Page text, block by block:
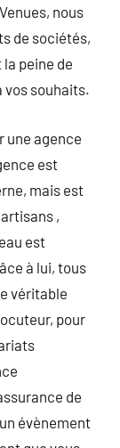
nous
de sociétés,
peine de
vos souhaits.
une agence
est
mais est
,
est
à lui, tous
véritable
pour
de
évènement